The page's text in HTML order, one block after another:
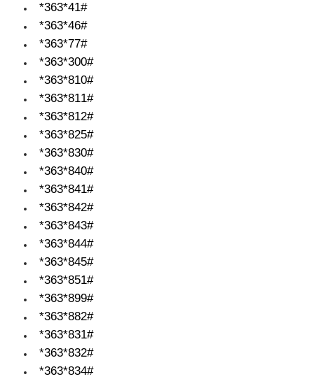
*363*41#
*363*46#
*363*77#
*363*300#
*363*810#
*363*811#
*363*812#
*363*825#
*363*830#
*363*840#
*363*841#
*363*842#
*363*843#
*363*844#
*363*845#
*363*851#
*363*899#
*363*882#
*363*831#
*363*832#
*363*834#